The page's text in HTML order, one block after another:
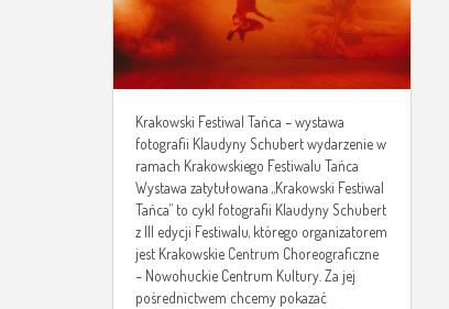
Krakowski Festiwal Tańca – wystawa
fotografii Klaudyny Schubert wydarzenie w
ramach Krakowskiego Festiwalu Tańca
Wystawa zatytułowana „Krakowski Festiwal
Tańca” to cykl fotografii Klaudyny Schubert
z III edycji Festiwalu, którego organizatorem
jest Krakowskie Centrum Choreograficzne
– Nowohuckie Centrum Kultury. Za jej
pośrednictwem chcemy pokazać